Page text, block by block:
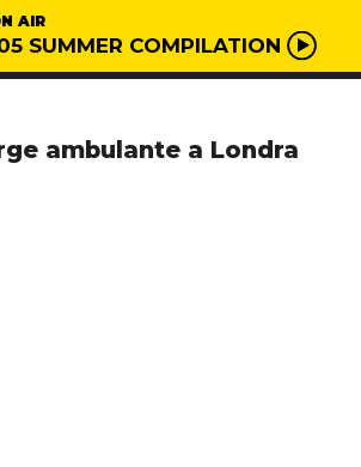
AIR
SUMMER COMPILATION
ambulante a Londra